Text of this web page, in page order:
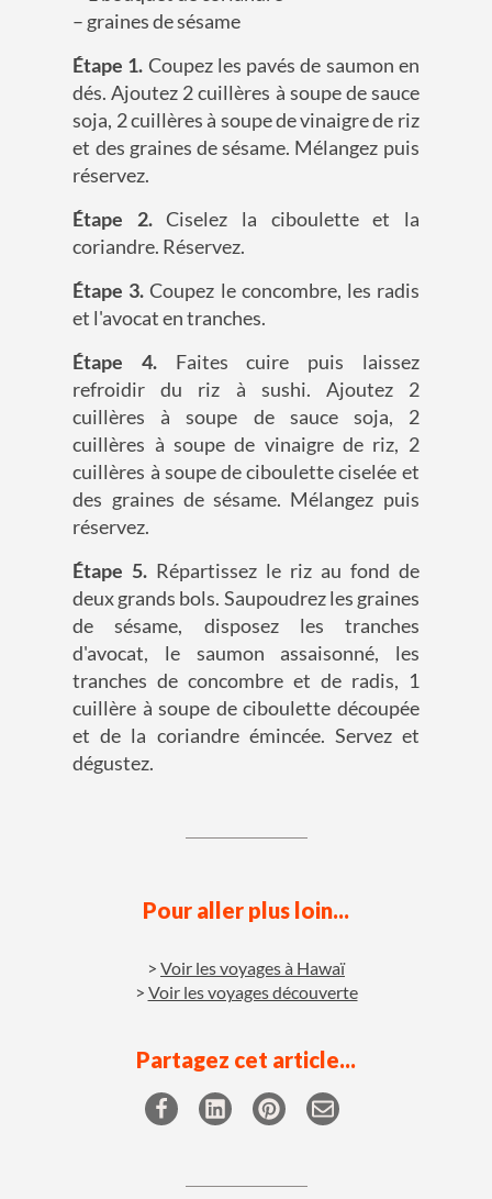
– graines de sésame
Étape 1. Coupez les pavés de saumon en
dés. Ajoutez 2 cuillères à soupe de sauce
soja, 2 cuillères à soupe de vinaigre de riz
et des graines de sésame. Mélangez puis
réservez.
Étape 2.Ciselez la ciboulette et la
coriandre. Réservez.
Étape 3. Coupez le concombre, les radis
et l'avocat en tranches.
Étape 4.Faites cuire puis laissez
refroidir du riz à sushi. Ajoutez 2
cuillères à soupe de sauce soja, 2
cuillères à soupe de vinaigre de riz, 2
cuillères à soupe de ciboulette ciselée et
des graines de sésame. Mélangez puis
réservez.
Étape 5. Répartissez le riz au fond de
deux grands bols. Saupoudrez les graines
de sésame, disposez les tranches
d'avocat, le saumon assaisonné, les
tranches de concombre et de radis, 1
cuillère à soupe de ciboulette découpée
et de la coriandre émincée. Servez et
dégustez.
Pour aller plus loin...
Voir les voyages à Hawaï
Voir les voyages découverte
Partagez cet article...